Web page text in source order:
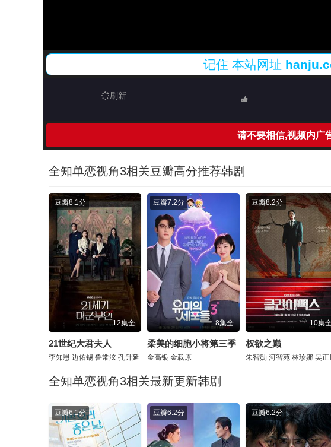
记住 本站网址
刷新
请不要相信,视频内广
全知单恋视角3相关豆瓣高分推荐韩剧
豆瓣8.1分
12集全
21世纪大君夫人
李知恩 边佑锡 鲁常泫 孔升延
豆瓣7.2分
8集全
柔美的细胞小将第三季
金高银 金载原
豆瓣8.2分
10集
权欲之巅
朱智勋 河智苑 林珍娜 吴正
全知单恋视角3相关最新更新韩剧
豆瓣6.1分 豆瓣6.2分 豆瓣6.2分